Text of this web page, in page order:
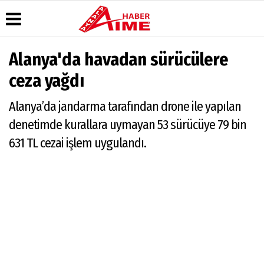
Üye Paneli
Haber
Arşivi
Dergi
Arşivi
Günün
Manşetleri
Anketler
Biyografiler
Video
Galeri
Foto
Moovit
Alanya-
Gazipaşa
Alanya'da havadan sürücülere
ceza yağdı
Alanya’da jandarma tarafından drone ile yapılan
denetimde kurallara uymayan 53 sürücüye 79 bin
631 TL cezai işlem uygulandı.